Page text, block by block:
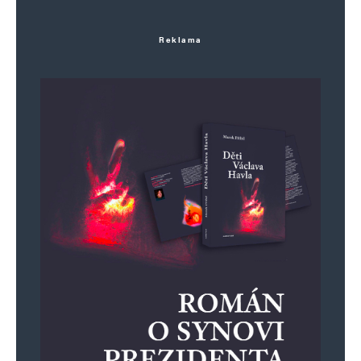
Webová stránka
Uložit do prohlížeče jméno, e-mail a webovou stránku pro budoucí
Informujte mě o nových komentářích e-mailem.
Reklama